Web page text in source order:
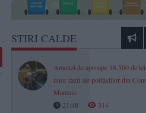
STIRI CALDE
Amenzi de aproape 18.500 de
unor razii ale polițiștilor din
Mamaia
21:48
314